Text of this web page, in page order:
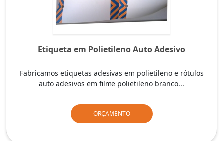
Etiqueta em Polietileno Auto Adesivo
Fabricamos etiquetas adesivas em polietileno e rótulos
auto adesivos em filme polietileno branco...
ORÇAMENTO